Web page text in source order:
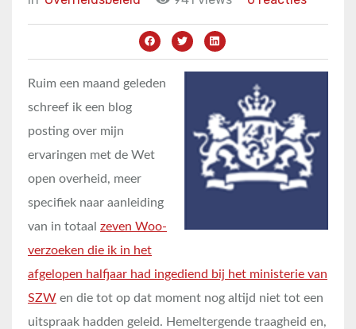
Ruim een maand geleden
schreef ik een blog
posting over mijn
ervaringen met de Wet
open overheid, meer
specifiek naar aanleiding
van in totaal zeven Woo-
verzoeken die ik in het
afgelopen halfjaar had ingediend bij het ministerie van
SZW en die tot op dat moment nog altijd niet tot een
uitspraak hadden geleid. Hemeltergende traagheid en,